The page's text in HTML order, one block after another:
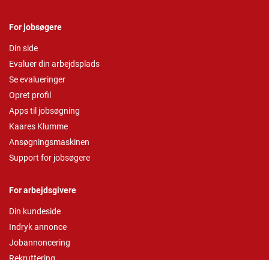
For jobsøgere
Din side
Evaluer din arbejdsplads
Se evalueringer
Opret profil
Apps til jobsøgning
Kaares Klumme
Ansøgningsmaskinen
Support for jobsøgere
For arbejdsgivere
Din kundeside
Indryk annonce
Jobannoncering